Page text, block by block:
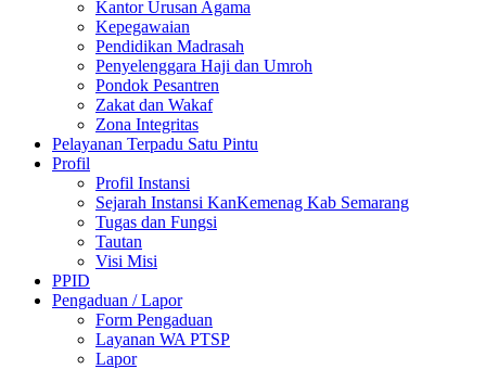
Kantor Urusan Agama
Kepegawaian
Pendidikan Madrasah
Penyelenggara Haji dan Umroh
Pondok Pesantren
Zakat dan Wakaf
Zona Integritas
Pelayanan Terpadu Satu Pintu
Profil
Profil Instansi
Sejarah Instansi KanKemenag Kab Semarang
Tugas dan Fungsi
Tautan
Visi Misi
PPID
Pengaduan / Lapor
Form Pengaduan
Layanan WA PTSP
Lapor